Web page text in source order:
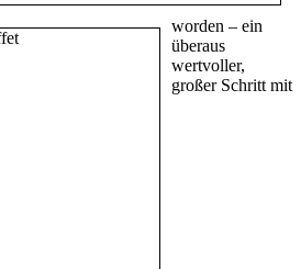
worden – ein
überaus
wertvoller,
großer Schritt mit